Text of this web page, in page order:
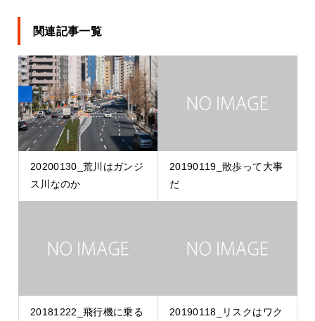
関連記事一覧
20200130_荒川はガンジ
ス川なのか
20190119_散歩って大事
だ
20181222_飛行機に乗る
20190118_リスクはワク